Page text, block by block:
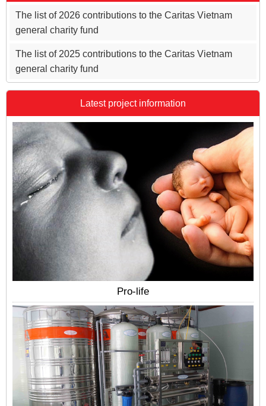
The list of 2026 contributions to the Caritas Vietnam
general charity fund
The list of 2025 contributions to the Caritas Vietnam
general charity fund
Latest project information
Pro-life